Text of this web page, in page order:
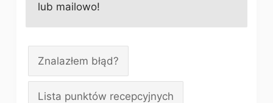
lub mailowo!
Znalazłem błąd?
Lista punktów recepcyjnych